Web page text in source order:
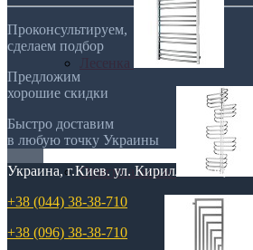
Оригинальные
Проконсультируем,
сделаем подбор
Предложим
хорошие скидки
Быстро доставим
в любую точку Украины
Украина, г.Киев. ул. Кирилловская,160А
+38 (044) 38-38-710
+38 (096) 38-38-710